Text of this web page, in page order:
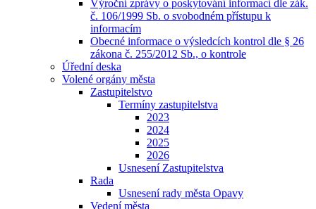
Výroční zprávy o poskytování informací dle zák.
č. 106/1999 Sb. o svobodném přístupu k
informacím
Obecné informace o výsledcích kontrol dle § 26
zákona č. 255/2012 Sb., o kontrole
Úřední deska
Volené orgány města
Zastupitelstvo
Termíny zastupitelstva
2023
2024
2025
2026
Usnesení Zastupitelstva
Rada
Usnesení rady města Opavy
Vedení města